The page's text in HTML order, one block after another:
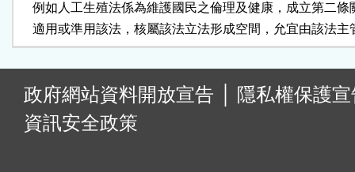
例如人工生殖法係為維護國民之倫理及健康，成立第二
適用或準用該法，核屬該法立法形成空間，允宜由該法
政府網站資料開放宣告
隱私權保護
資訊安全政策